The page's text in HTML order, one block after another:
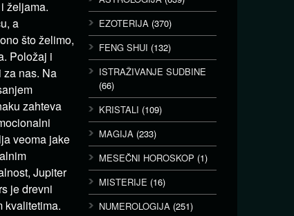
željama.
a
što želimo,
Položaj i
nas. Na
zahteva
veoma jake
Jupiter
je drevni
kvalitetima.
EZOTERIJA (370)
FENG SHUI (132)
ISTRAŽIVANJE SUDBINE
(66)
KRISTALI (109)
MAGIJA (233)
MESEČNI HOROSKOP (1)
MISTERIJE (16)
NUMEROLOGIJA (251)